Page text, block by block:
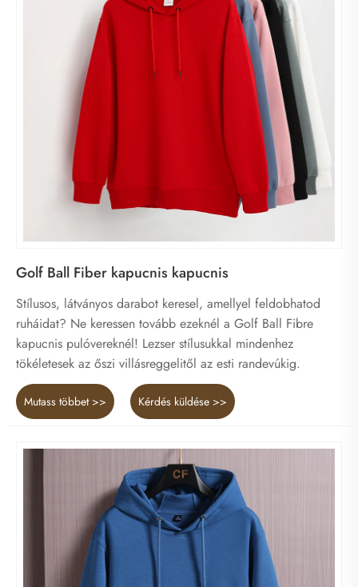
Golf Ball Fiber kapucnis kapucnis
Stílusos, látványos darabot keresel, amellyel feldobhatod
ruháidat? Ne keressen tovább ezeknél a Golf Ball Fibre
kapucnis pulóvereknél! Lezser stílusukkal mindenhez
tökéletesek az őszi villásreggelitől az esti randevúkig.
Mutass többet >> Kérdés küldése >>